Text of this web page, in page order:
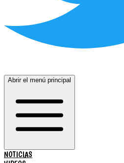
Abrir el menú principal
NOTICIAS